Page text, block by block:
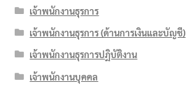
เจ้าพนักงานธุรการ
เจ้าพนักงานธุรการ (ด้านการเงินและบัญชี)
เจ้าพนักงานธุรการปฏิบัติงาน
เจ้าพนักงานบุคคล